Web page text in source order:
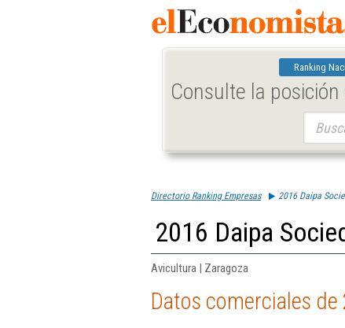
Ranking
Consulte la
Directorio Ranking Empresas 2016 Daipa
2016 Daipa
Avicultura | Zaragoza
Datos comerciales